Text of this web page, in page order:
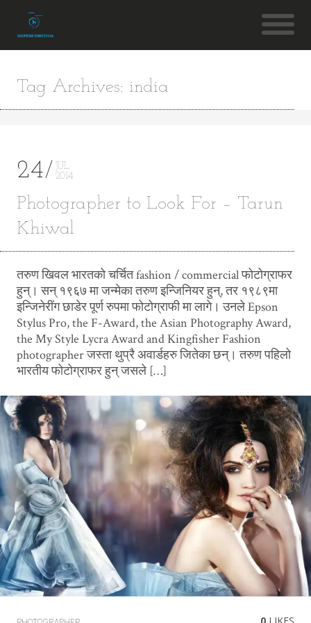
Tag Archives: india
24
JUL
2014
Photographer to Look For – Tarun
Khiwal
तरुण खिवल भारतको चर्चित fashion / commercial फोटोग्राफर
हुन्। सन् १९६७ मा जन्मेका तरुण इन्जिनियर हुन्, तर १९८९मा
इन्जिनेरींग छाडेर पूर्ण रुपमा फोटोग्राफी मा लागे। उनले Epson
Stylus Pro, the F-Award, the Asian Photography Award,
the My Style Lycra Award and Kingfisher Fashion
photographer जस्ता थुप्रै अवार्डहरु जितेका छन्। तरुण पहिलो
भारतीय फोटोग्राफर हुन् जसले […]